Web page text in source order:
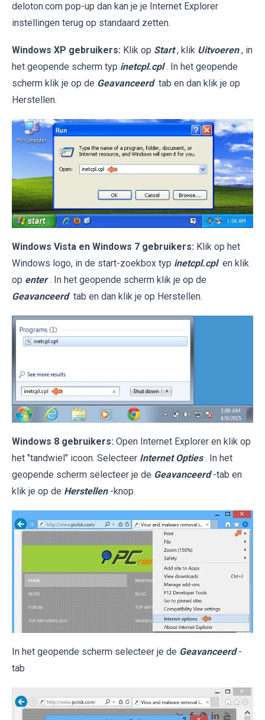
deloton.com pop-up dan kan je je Internet Explorer
instellingen terug op standaard zetten.
Windows XP gebruikers: Klik op Start , klik Uitvoeren , in
het geopende scherm typ inetcpl.cpl . In het geopende
scherm klik je op de Geavanceerd tab en dan klik je op
Herstellen.
Windows Vista en Windows 7 gebruikers: Klik op het
Windows logo, in de start-zoekbox typ inetcpl.cpl en klik
op enter . In het geopende scherm klik je op de
Geavanceerd tab en dan klik je op Herstellen.
Windows 8 gebruikers: Open Internet Explorer en klik op
het "tandwiel" icoon. Selecteer Internet Opties . In het
geopende scherm selecteer je de Geavanceerd -tab en
klik je op de Herstellen -knop.
In het geopende scherm selecteer je de Geavanceerd -
tab